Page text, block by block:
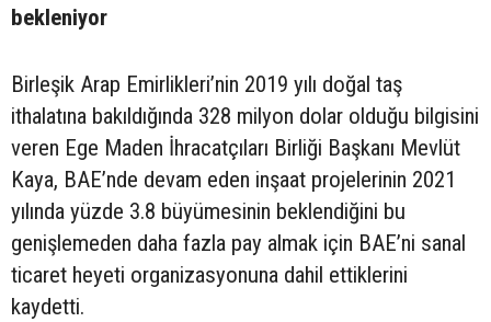
bekleniyor
Birleşik Arap Emirlikleri’nin 2019 yılı doğal taş
ithalatına bakıldığında 328 milyon dolar olduğu bilgisini
veren Ege Maden İhracatçıları Birliği Başkanı Mevlüt
Kaya, BAE’nde devam eden inşaat projelerinin 2021
yılında yüzde 3.8 büyümesinin beklendiğini bu
genişlemeden daha fazla pay almak için BAE’ni sanal
ticaret heyeti organizasyonuna dahil ettiklerini
kaydetti.